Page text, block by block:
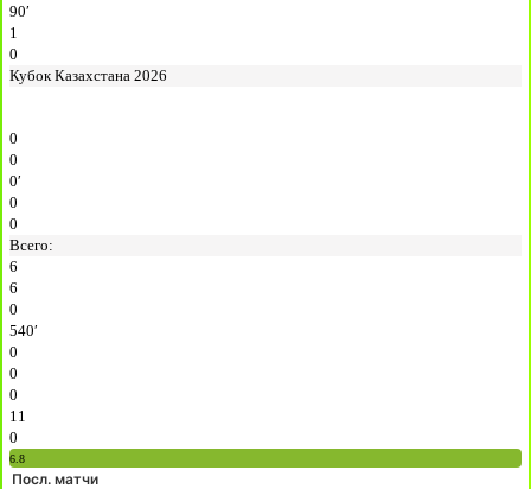
90′
1
0
Кубок Казахстана 2026
0
0
0′
0
0
Всего:
6
6
0
540′
0
0
0
11
0
6.8
Посл. матчи